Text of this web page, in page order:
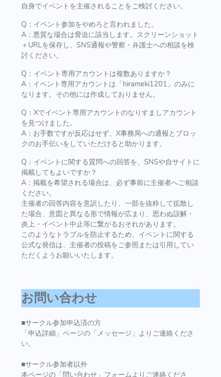
自身でイベントを主催されることをご検討ください。
Q：イベント参加をやめろと言われました。
A：悪質な場合は脅迫に該当します。スクリーンショット
＋URLを保存し、SNS通報や警察・弁護士への相談を検
討ください。
Q：イベント専用アカウントは複数ありますか？
A：イベント専用アカウントは「hirameki1201」のみに
なります。その他には作成しておりません。
Q：Xでイベント専用アカウントのなりすましアカウント
を見つけました。
A：お手数ですが反応はせず、X事務局への通報とブロッ
クのお手伝いをしていただけると助かります。
Q：イベントに関する質問への回答を、SNSや自サイトに
掲載してもよいですか？
A：掲載を希望される場合は、必ず事前に主催者へご相談
ください。
主催者の回答内容を意訳したり、一部を抜粋して拡散し
た場合、意図と異なる形で情報が広まり、思わぬ誤解・
炎上・イベント中止等に繋がるおそれがあります。
このようなトラブルを防止するため、イベントに関する
公式な発信は、主催者の投稿をご参照または引用してい
ただくようお願いいたします。
お問い合わせ
■サークル参加申込済の方
「申込詳細」ページの「メッセージ」よりご連絡くださ
い。
■サークル参加者以外
本ページの「問い合わせ」フォームよりご連絡くださ